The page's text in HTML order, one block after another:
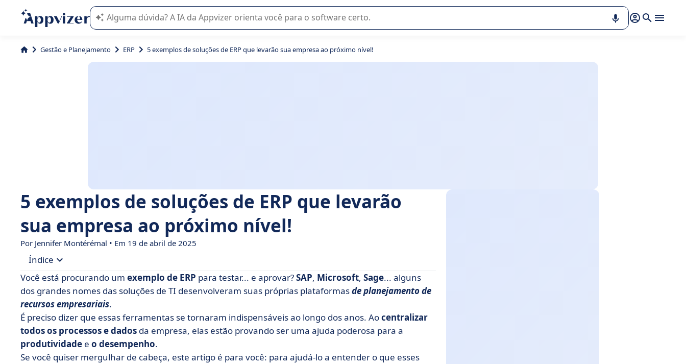
A IA do Appvizer o orienta no uso ou na seleção de software SaaS para sua empresa.
Gestão e Planejamento ERP 5 exemplos de soluções de ERP que levarão sua empresa ao próximo nível!
5 exemplos de soluções de ERP que levarão
sua empresa ao próximo nível!
Por Jennifer Montérémal • Em 19 de abril de 2025
Índice
• O que é ERP?
• Furioso
• Microsoft Dynamics 365
• Oráculo
• Sage 300
Você está procurando um exemplo de ERP para testar... e aprovar?SAP, Microsoft, Sage... alguns
dos grandes nomes das soluções de TI desenvolveram suas próprias plataformasde planejamento de
recursos empresariais.
É preciso dizer que essas ferramentas se tornaram indispensáveis ao longo dos anos. Aocentralizar
todos os processos e dados da empresa, elas estão provando ser uma ajuda poderosa para a
produtividade e o desempenho.
Se você quiser mergulhar de cabeça, este artigo é para você: para ajudá-lo a entender o que esses